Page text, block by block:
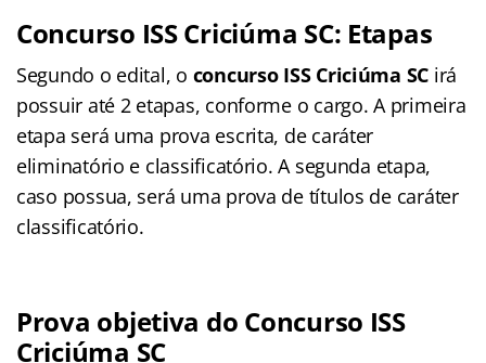
Concurso ISS Criciúma SC: Etapas
Segundo o edital, o concurso ISS Criciúma SC irá
possuir até 2 etapas, conforme o cargo. A primeira
etapa será uma prova escrita, de caráter
eliminatório e classificatório. A segunda etapa,
caso possua, será uma prova de títulos de caráter
classificatório.
Prova objetiva do Concurso ISS
Criciúma SC